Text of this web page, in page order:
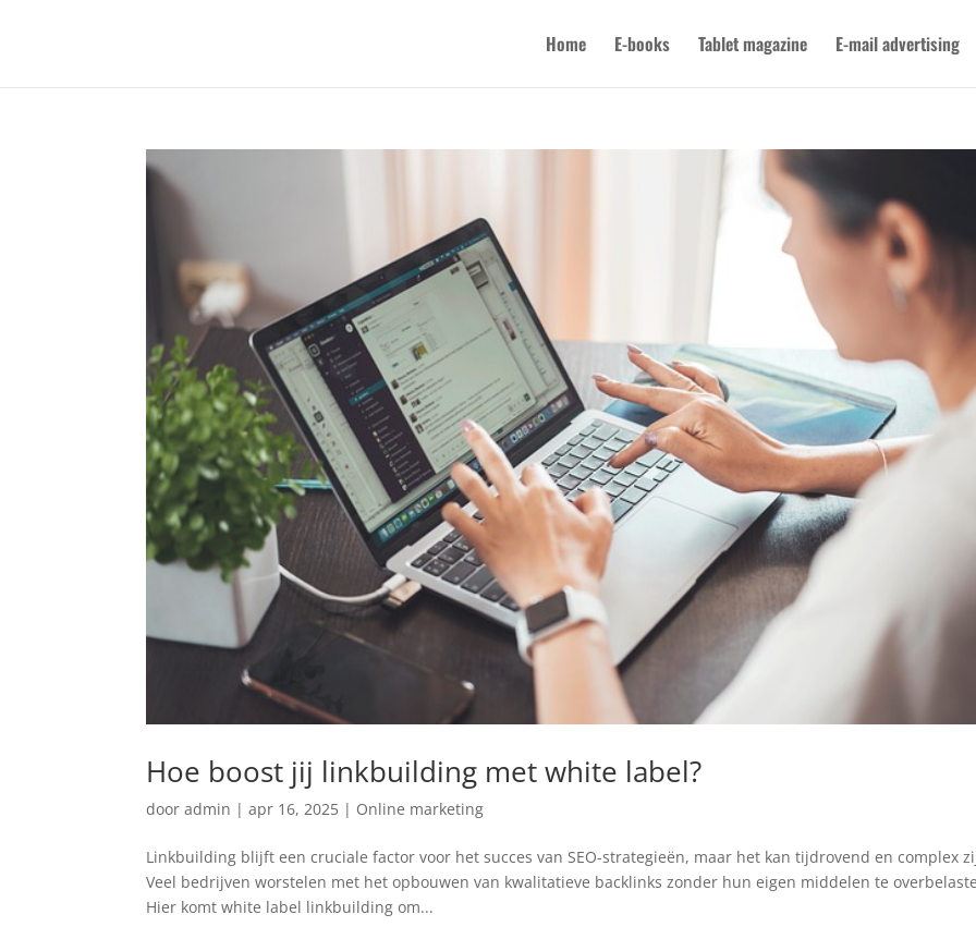
Home E-books Tablet magazine E-mail advertising
Hoe boost jij linkbuilding met white label?
dooradmin |apr 16, 2025 | Online marketing
Linkbuilding blijft een cruciale factor voor het succes van SEO-strategieën, maar het kan tijdrovend en complex
Veel bedrijven worstelen met het opbouwen van kwalitatieve backlinks zonder hun eigen middelen te
Hier komt white label linkbuilding om...